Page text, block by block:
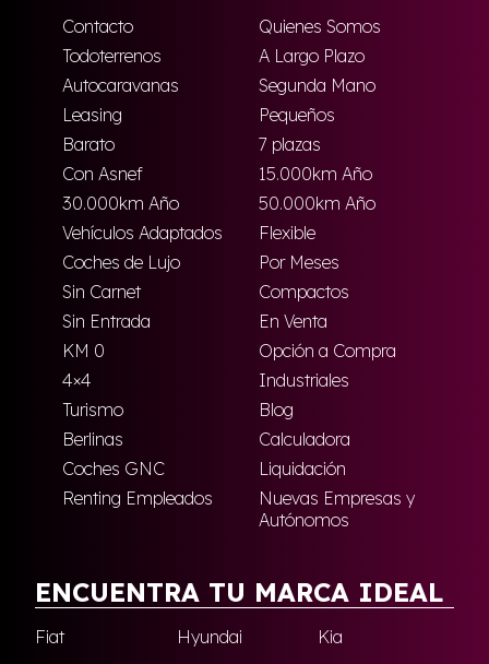
Contacto
Quienes Somos
Todoterrenos
A Largo Plazo
Autocaravanas
Segunda Mano
Leasing
Pequeños
Barato
7 plazas
Con Asnef
15.000km Año
30.000km Año
50.000km Año
Vehículos Adaptados
Flexible
Coches de Lujo
Por Meses
Sin Carnet
Compactos
Sin Entrada
En Venta
KM 0
Opción a Compra
4×4
Industriales
Turismo
Blog
Berlinas
Calculadora
Coches GNC
Liquidación
Renting Empleados
Nuevas Empresas y
Autónomos
ENCUENTRA TU MARCA IDEAL
Fiat Hyundai
Kia